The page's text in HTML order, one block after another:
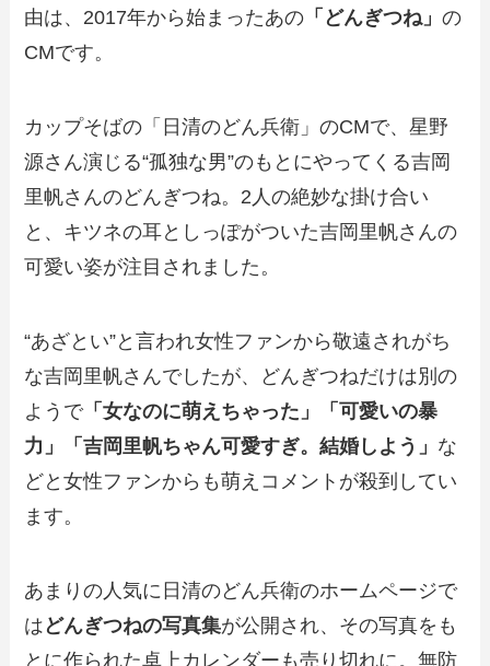
由は、2017年から始まったあの 「どんぎつね」の
CMです。
カップそばの「日清のどん兵衛」のCMで、星野
源さん演じる“孤独な男”のもとにやってくる吉岡
里帆さんのどんぎつね。2人の絶妙な掛け合い
と、キツネの耳としっぽがついた吉岡里帆さんの
可愛い姿が注目されました。
“あざとい”と言われ女性ファンから敬遠されがち
な吉岡里帆さんでしたが、どんぎつねだけは別の
ようで「女なのに萌えちゃった」「可愛いの暴
力」「吉岡里帆ちゃん可愛すぎ。結婚しよう」 な
どと女性ファンからも萌えコメントが殺到してい
ます。
あまりの人気に日清のどん兵衛のホームページで
は どんぎつねの写真集が公開され、その写真をも
とに作られた卓上カレンダーも売り切れに。無防